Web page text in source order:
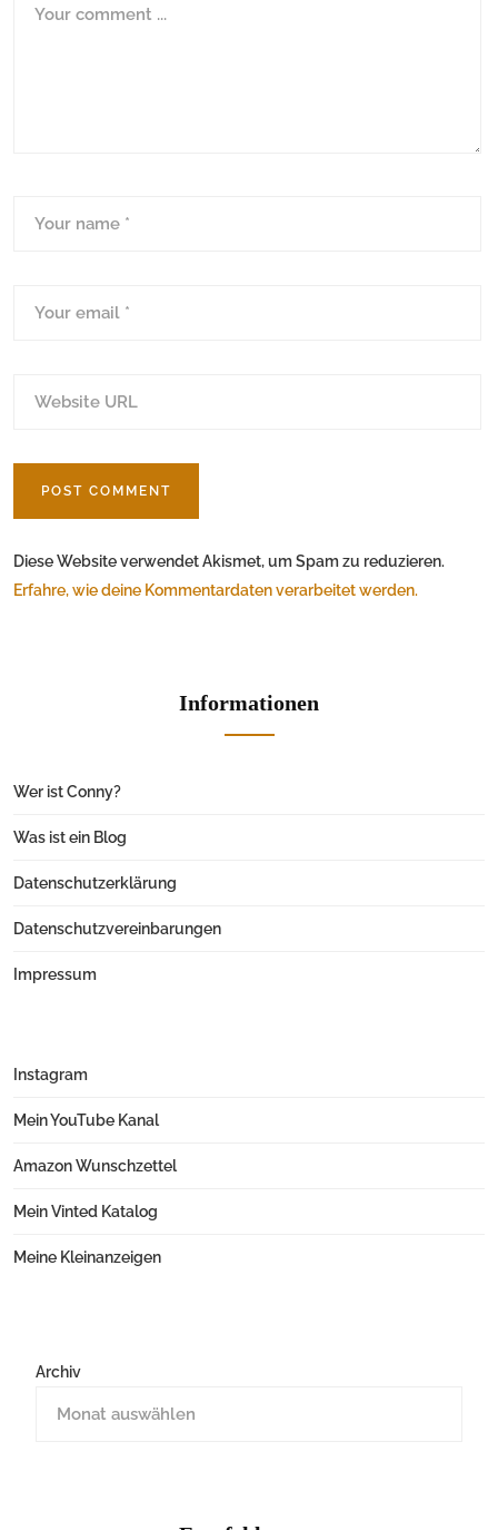
Diese Website verwendet Akismet, um Spam zu reduzieren.
Erfahre, wie deine Kommentardaten verarbeitet werden.
Informationen
Wer ist Conny?
Was ist ein Blog
Datenschutzerklärung
Datenschutzvereinbarungen
Impressum
Instagram
Mein YouTube Kanal
Amazon Wunschzettel
Mein Vinted Katalog
Meine Kleinanzeigen
Archiv